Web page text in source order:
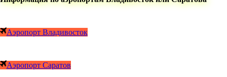
Аэропорт Владивосток
Аэропорт Саратов